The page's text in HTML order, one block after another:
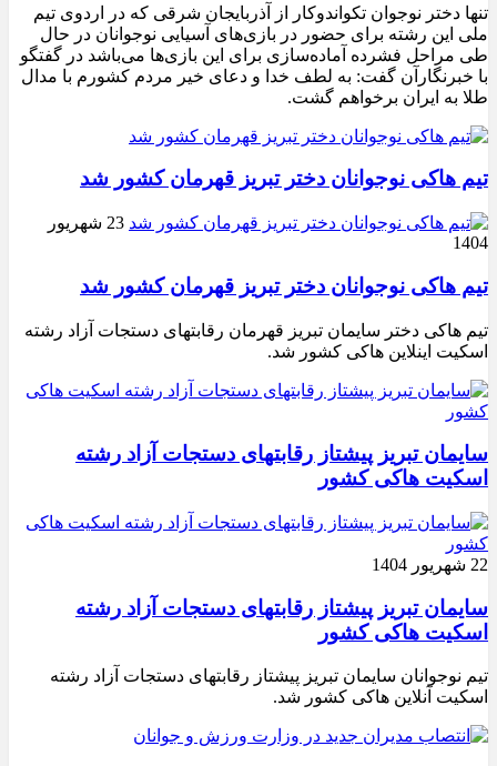
تنها دختر نوجوان تکواندوکار از آذربایجان شرقی که در اردوی تیم
ملی این رشته برای حضور در بازی‌های آسیایی نوجوانان در حال
طی مراحل فشرده آماده‌سازی برای این بازی‌ها می‌باشد در گفتگو
با خبرنگارآن گفت: به لطف خدا و دعای خیر مردم کشورم با مدال
طلا به ایران برخواهم گشت.
تیم هاکی نوجوانان دختر تبریز قهرمان کشور شد
23 شهریور
1404
تیم هاکی نوجوانان دختر تبریز قهرمان کشور شد
تیم هاکی دختر سایمان تبریز قهرمان رقابتهای دستجات آزاد رشته
اسکیت اینلاین هاکی کشور شد.
سایمان تبریز پیشتاز رقابتهای دستجات آزاد رشته
اسکیت هاکی کشور
22 شهریور 1404
سایمان تبریز پیشتاز رقابتهای دستجات آزاد رشته
اسکیت هاکی کشور
تیم نوجوانان سایمان تبریز پیشتاز رقابتهای دستجات آزاد رشته
اسکیت آنلاین هاکی کشور شد.